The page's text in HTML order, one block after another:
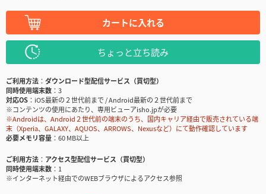
カートに入れる
ちょっと立ち読み
ご利用方法
ダウンロード型配信サービス（買切型）
同時使用端末数
3
対応OS
iOS最新の２世代前まで / Android最新の２世代前まで
※コンテンツの使用にあたり、専用ビューアisho.jpが必要
※Androidは、Android２世代前の端末のうち、国内キャリア経由で販売されている端
末（Xperia、GALAXY、AQUOS、ARROWS、Nexusなど）にて動作確認しています
必要メモリ容量
60 MB以上
ご利用方法
アクセス型配信サービス（買切型）
同時使用端末数
1
※インターネット経由でのWEBブラウザによるアクセス参照